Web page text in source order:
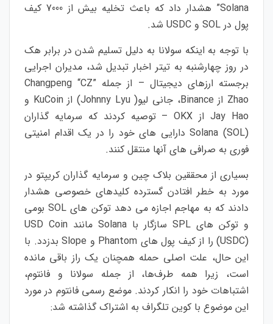
Solana” هشدار داد که باعث تخلیه بیش از 7000 کیف
پول در SOL و USDC شد.
با توجه به اینکه سولانا به دلیل تسلیم شدن در برابر هک
در روز چهارشنبه به تیتر اخبار تبدیل شد، مدیران اجرایی
برجسته ارزهای دیجیتال – از جمله Changpeng “CZ”
Zhao از Binance، جانی لیو( Johnny Lyu) از KuCoin و
Jay Hao از OKX – توصیه کردند که سرمایه گذاران
Solana (SOL) دارایی های خود را در یک اقدام امنیتی
فوری به صرافی های آنها منتقل کنند.
بسیاری از محققین بلاک چین و سرمایه گذاران کریپتو در
مورد به خطر افتادن گسترده کلیدهای خصوصی هشدار
دادند که به مهاجم اجازه می دهد توکن های SOL بومی
و توکن های SPL سازگار با Solana مانند USD Coin
(USDC) را از کیف پول های Phantom و Slope بدزدد. با
این حال، علت اصلی حمله همچنان یک راز باقی مانده
است، زیرا همه طرف‌ها، از جمله سولانا و فانتوم،
اشتباهات خود را انکار کردند. موضع رسمی فانتوم در مورد
این موضوع با کوین تلگراف به اشتراک گذاشته شد: